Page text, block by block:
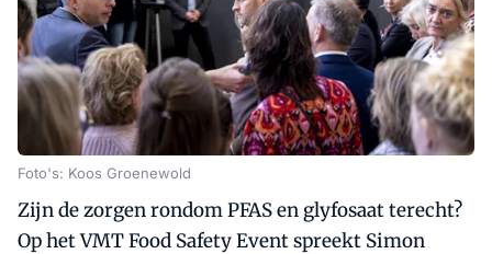
Foto's: Koos Groenewold
Zijn de zorgen rondom PFAS en glyfosaat terecht?
Op het VMT Food Safety Event spreekt Simon